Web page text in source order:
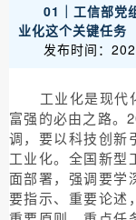
01｜工信部党
业化这个关键任务
发布时间：
工业化是现代
富强的必由之路。
调，要以科技创新
工业化。全国新型
面部署，强调要学
要指示、重要论述